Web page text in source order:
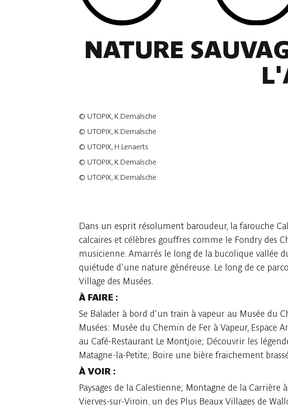
NATURE
© UTOPIX, K.Demalsche
© UTOPIX, K.Demalsche
© UTOPIX, H.Lenaerts
© UTOPIX, K.Demalsche
© UTOPIX, K.Demalsche
Dans un esprit résolument baroudeur, la farouche
calcaires et célèbres gouffres comme le Fondry des
musicienne. Amarrés le long de la bucolique vallée
quiétude d’une nature généreuse. Le long de ce
Village des Musées.
À FAIRE :
Se Balader à bord d’un train à vapeur au Musée du
Musées: Musée du Chemin de Fer à Vapeur, Espace
au Café-Restaurant Le Montjoie; Découvrir les
Matagne-la-Petite; Boire une bière fraichement
À VOIR :
Paysages de la Calestienne; Montagne de la
Vierves-sur-Viroin, un des Plus Beaux Villages de